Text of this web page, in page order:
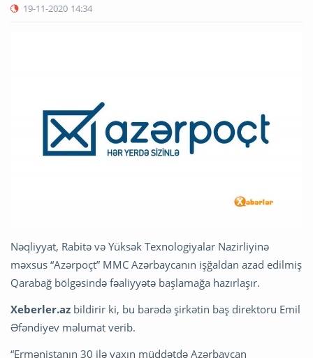
19-11-2020 14:34
Nəqliyyat, Rabitə və Yüksək Texnologiyalar Nazirliyinə
məxsus “Azərpoçt” MMC Azərbaycanın işğaldan azad edilmiş
Qarabağ bölgəsində fəaliyyətə başlamağa hazırlaşır.
Xeberler.az bildirir ki, bu barədə şirkətin baş direktoru Emil
Əfəndiyev məlumat verib.
“Ermənistanın 30 ilə yaxın müddətdə Azərbaycan